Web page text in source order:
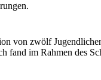
von zwölf
fand im Rahmen des